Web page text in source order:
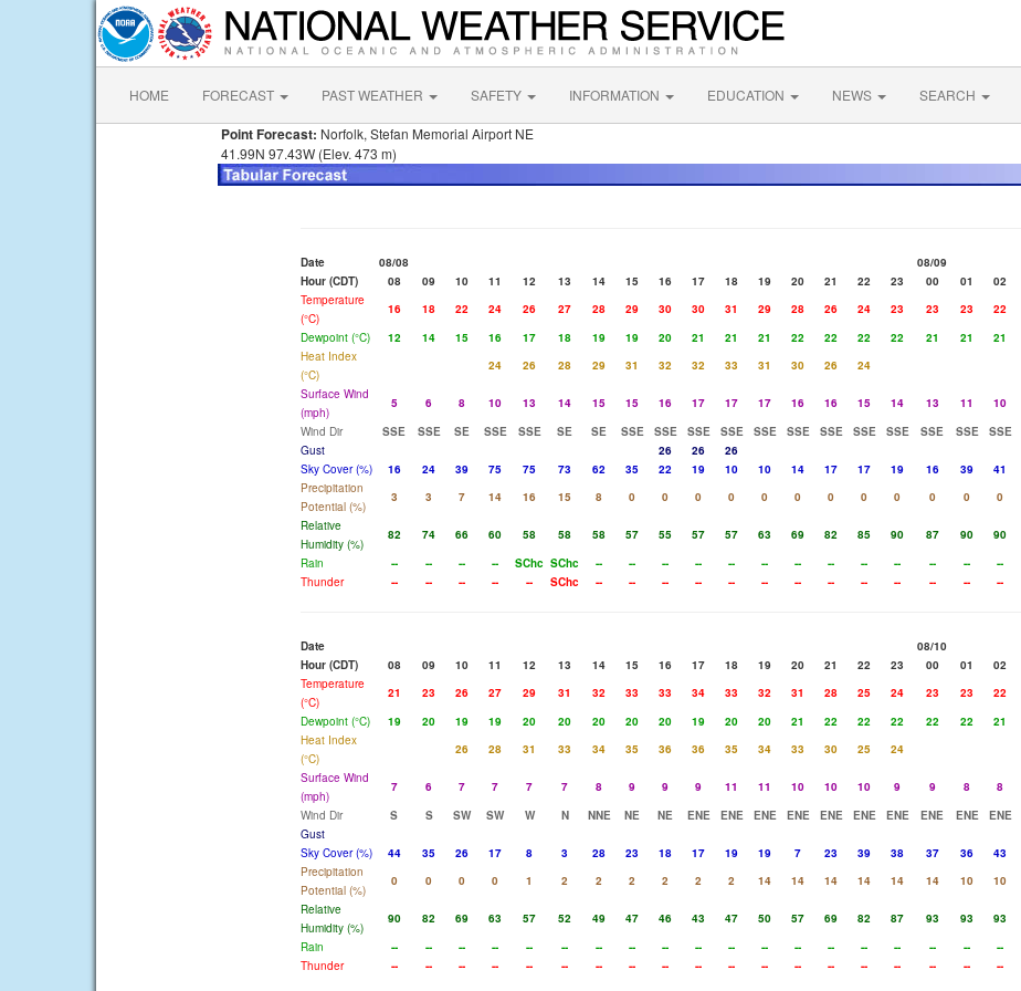
HOME FORECAST PAST WEATHER SAFETY INFORMATION EDUCATION NEWS SEARCH
Point Forecast: Norfolk, Stefan Memorial Airport NE
41.99N 97.43W (Elev. 473 m)
Date 08/08
08/09
Hour (CDT)
08 09 10 11 12 13 14 15 16 17 18 19 20 21 22 23 00 01 02
Temperature
(°C)
16 18 22 24 26 27 28 29 30 30 31 29 28 26 24 23 23 23 22
Dewpoint (°C)
12 14 15 16 17 18 19 19 20 21 21 21 22 22 22 22 21 21 21
Heat Index
(°C)
24 26 28 29 31 32 32 33 31 30 26
24
Surface Wind
(mph)
5 6 8 10 13 14 15 15 16 17 17 17 16 16 15 14 13 11 10
Wind Dir
SSE SSE SE SSE SSE SE SE SSE SSE SSE SSE SSE SSE SSE SSE SSE SSE SSE SSE
Gust
26 26
26
Sky Cover (%)
16 24 39 75 75 73 62 35 22 19 10 10 14 17 17 19 16 39 41
Precipitation
Potential (%)
3 3 7 14 16 15 8 0 0 0 0 0 0 0 0 0 0 0 0
Relative
Humidity (%)
82 74 66 60 58 58 58 57 55 57 57 63 69 82 85 90 87 90 90
Rain
-- -- -- -- SChc SChc -- -- -- -- -- -- -- -- -- -- -- -- --
Thunder
-- -- -- -- -- SChc -- -- -- -- -- -- -- -- -- -- -- -- --
Date
08/10
Hour (CDT)
08 09 10 11 12 13 14 15 16 17 18 19 20 21 22 23 00 01 02
Temperature
(°C)
21 23 26 27 29 31 32 33 33 34 33 32 31 28 25 24 23 23 22
Dewpoint (°C)
19 20 19 19 20 20 20 20 20 19 20 20 21 22 22 22 22 22 21
Heat Index
(°C)
26 28 31 33 34 35 36 36 35 34 33 30 25
24
Surface Wind
(mph)
7 6 7 7 7 7 8 9 9 9 11 11 10 10 10 9 9 8 8
Wind Dir
S S SW SW W N NNE NE NE ENE ENE ENE ENE ENE ENE ENE ENE ENE ENE
Gust
Sky Cover (%)
44 35 26 17 8 3 28 23 18 17 19 19 7 23 39 38 37 36 43
Precipitation
Potential (%)
0 0 0 0 1 2 2 2 2 2 2 14 14 14 14 14 14 10 10
Relative
Humidity (%)
90 82 69 63 57 52 49 47 46 43 47 50 57 69 82 87 93 93 93
Rain
-- -- -- -- -- -- -- -- -- -- -- -- -- -- -- -- -- -- --
Thunder
-- -- -- -- -- -- -- -- -- -- -- -- -- -- -- -- -- -- --